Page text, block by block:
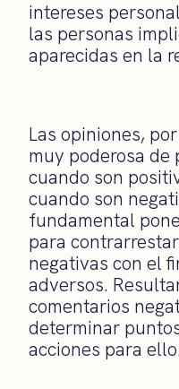
intereses
las personas
aparecidas en la
Las opiniones,
muy poderosa de
cuando son
cuando son
fundamental
para
negativas con el
adversos.
comentarios
determinar
acciones para ello.